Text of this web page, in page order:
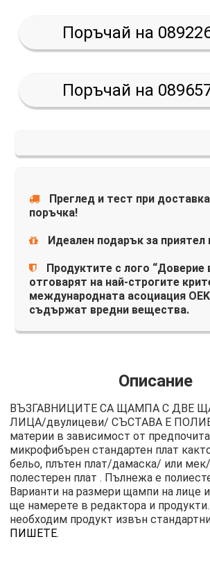
Поръчай на
Поръчай на
Преглед и тест при
поръчка!
Идеален подарък за приятел
Продуктите с лого “Доверие
отговарят на най-строгите
международната асоциация
съдържат вредни вещества.
Описание
ВЪЗГАВНИЦИТЕ СА ЩАМПА С ДВЕ
ЛИЦА/двулицеви/ СЪСТАВА Е
материи в зависимост от
микрофибърен стандартен плат
бельо, плътен плат/дамаска/ или
полестерен плат . Пълнежа е
Варианти на размери щампи на лице
ще намерете в редактора и
необходим продукт извън
ПИШЕТЕ.